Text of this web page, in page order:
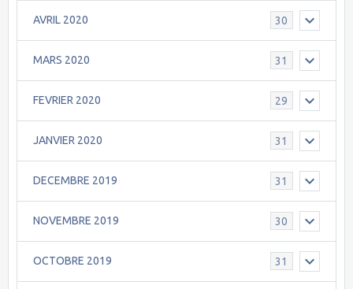
AVRIL 2020 30
MARS 2020 31
FEVRIER 2020 29
JANVIER 2020 31
DECEMBRE 2019 31
NOVEMBRE 2019 30
OCTOBRE 2019 31